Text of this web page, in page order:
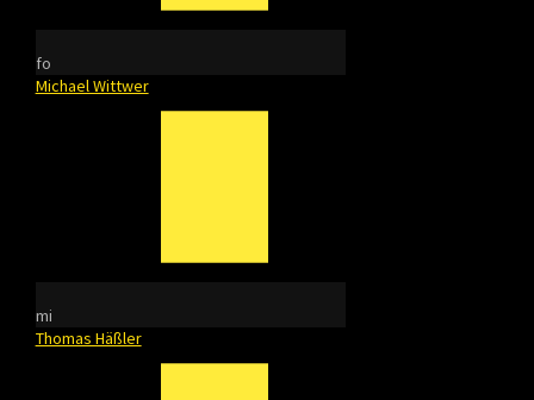
fo
Michael Wittwer
mi
Thomas Häßler